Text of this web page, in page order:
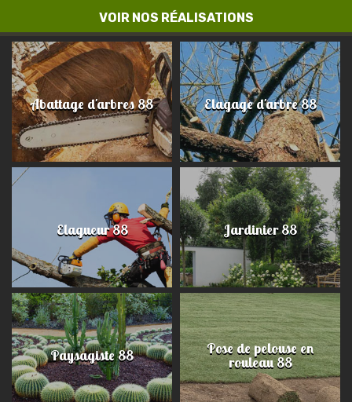
VOIR NOS RÉALISATIONS
Abattage d'arbres 88 Elagage d'arbre 88
Elagueur 88 Jardinier 88
Paysagiste 88 Pose de pelouse en
rouleau 88